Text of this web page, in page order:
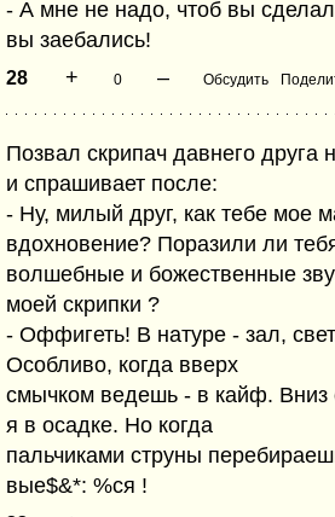
- А мне не надо, чтоб вы
вы заебались!
28 + 0 – Обсудить
Позвал скрипач давнего друга
и спрашивает после:
- Ну, милый друг, как тебе мое
вдохновение? Поразили ли
волшебные и божественные
моей скрипки ?
- Оффигеть! В натуре - зал,
Особливо, когда вверх
смычком ведешь - в кайф. Вниз
я в осадке. Но когда
пальчиками струны
вые$&*: %ся !